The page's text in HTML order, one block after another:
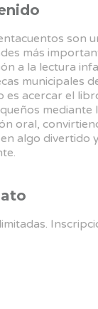
son
más
a la lectura
municipales
es acercar el
mediante
oral,
algo divertido y